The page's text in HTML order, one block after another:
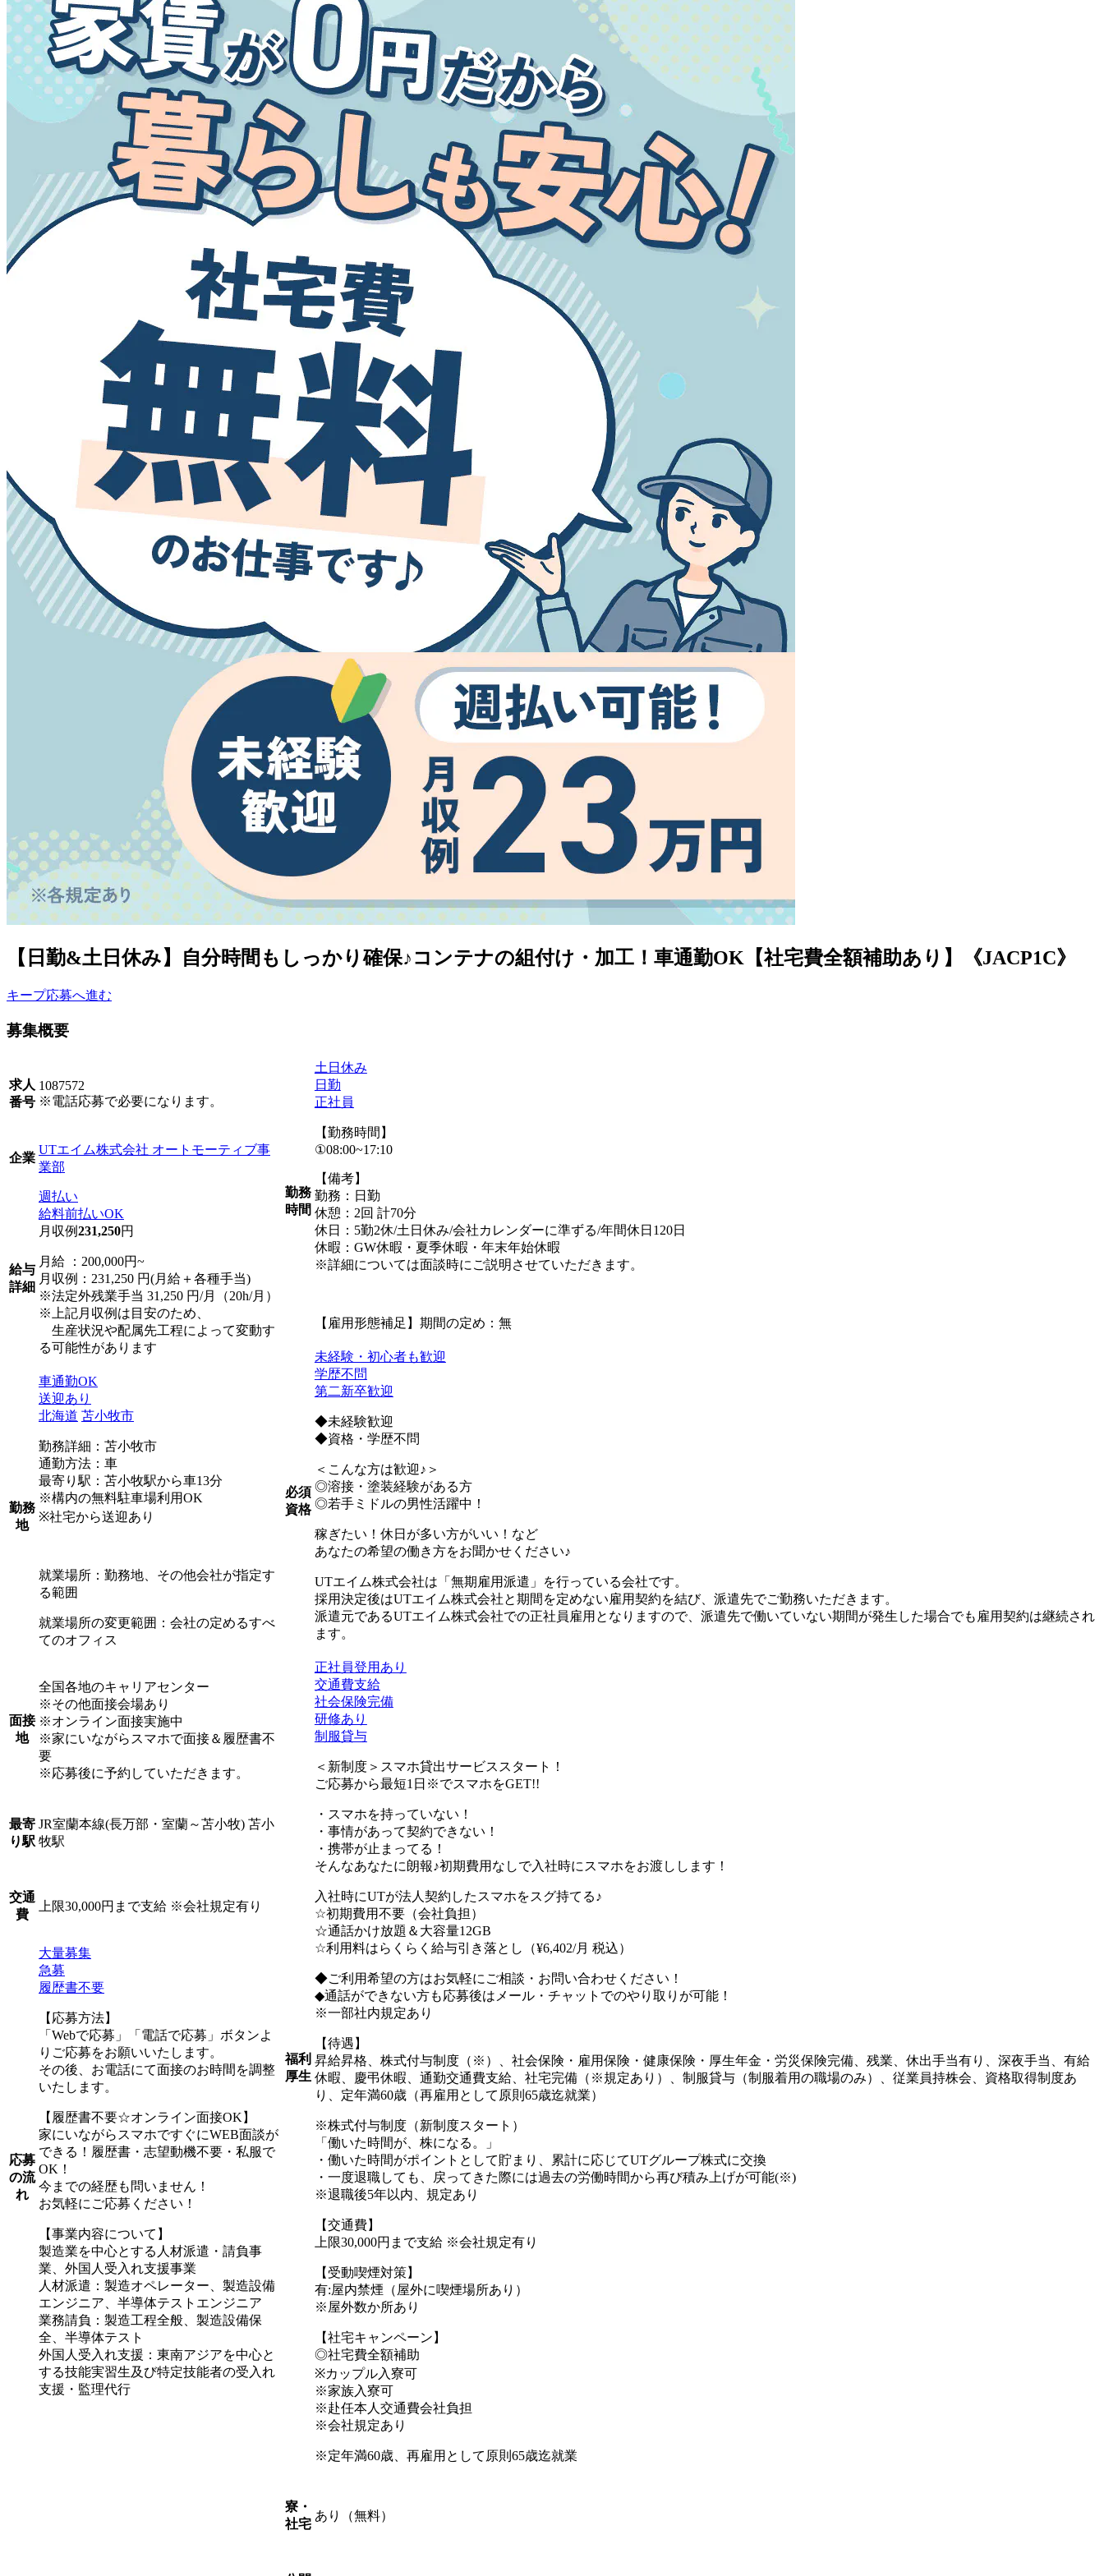
【日勤&土日休み】自分時間もしっかり確保♪コンテナの組付け・加工！車通勤OK【社宅費全額補助あり】《JACP1C》
キープ応募へ進む
募集概要
求人
番号
1087572
※電話応募で必要になります。
企業
UTエイム株式会社 オートモーティブ事
業部
給与
詳細
週払い
給料前払いOK
月収例231,250円
月給 ：200,000円~
月収例：231,250 円(月給＋各種手当)
※法定外残業手当 31,250 円/月（20h/月）
※上記月収例は目安のため、
生産状況や配属先工程によって変動す
る可能性があります
勤務
地
車通勤OK
送迎あり
北海道 苫小牧市
勤務詳細：苫小牧市
通勤方法：車
最寄り駅：苫小牧駅から車13分
※構内の無料駐車場利用OK
※社宅から送迎あり
就業場所：勤務地、その他会社が指定す
る範囲
就業場所の変更範囲：会社の定めるすべ
てのオフィス
面接
地
全国各地のキャリアセンター
※その他面接会場あり
※オンライン面接実施中
※家にいながらスマホで面接＆履歴書不
要
※応募後に予約していただきます。
最寄
り駅
JR室蘭本線(長万部・室蘭～苫小牧) 苫小
牧駅
交通
費
上限30,000円まで支給 ※会社規定有り
応募
の流
れ
大量募集
急募
履歴書不要
【応募方法】
「Webで応募」「電話で応募」ボタンよ
りご応募をお願いいたします。
その後、お電話にて面接のお時間を調整
いたします。
【履歴書不要☆オンライン面接OK】
家にいながらスマホですぐにWEB面談が
できる！履歴書・志望動機不要・私服で
OK！
今までの経歴も問いません！
お気軽にご応募ください！
【事業内容について】
製造業を中心とする人材派遣・請負事
業、外国人受入れ支援事業
人材派遣：製造オペレーター、製造設備
エンジニア、半導体テストエンジニア
業務請負：製造工程全般、製造設備保
全、半導体テスト
外国人受入れ支援：東南アジアを中心と
する技能実習生及び特定技能者の受入れ
支援・監理代行
勤務
時間
土日休み
日勤
正社員
【勤務時間】
①08:00~17:10
【備考】
勤務：日勤
休憩：2回 計70分
休日：5勤2休/土日休み/会社カレンダーに準ずる/年間休日120日
休暇：GW休暇・夏季休暇・年末年始休暇
※詳細については面談時にご説明させていただきます。
【雇用形態補足】期間の定め：無
必須
資格
未経験・初心者も歓迎
学歴不問
第二新卒歓迎
◆未経験歓迎
◆資格・学歴不問
＜こんな方は歓迎♪＞
◎溶接・塗装経験がある方
◎若手ミドルの男性活躍中！
稼ぎたい！休日が多い方がいい！など
あなたの希望の働き方をお聞かせください♪
UTエイム株式会社は「無期雇用派遣」を行っている会社です。
採用決定後はUTエイム株式会社と期間を定めない雇用契約を結び、派遣先でご勤務いただきます。
派遣元であるUTエイム株式会社での正社員雇用となりますので、派遣先で働いていない期間が発生した場合でも雇用契約は継続され
ます。
福利
厚生
正社員登用あり
交通費支給
社会保険完備
研修あり
制服貸与
＜新制度＞スマホ貸出サービススタート！
ご応募から最短1日※でスマホをGET!!
・スマホを持っていない！
・事情があって契約できない！
・携帯が止まってる！
そんなあなたに朗報♪初期費用なしで入社時にスマホをお渡しします！
入社時にUTが法人契約したスマホをスグ持てる♪
☆初期費用不要（会社負担）
☆通話かけ放題＆大容量12GB
☆利用料はらくらく給与引き落とし（¥6,402/月 税込）
◆ご利用希望の方はお気軽にご相談・お問い合わせください！
◆通話ができない方も応募後はメール・チャットでのやり取りが可能！
※一部社内規定あり
【待遇】
昇給昇格、株式付与制度（※）、社会保険・雇用保険・健康保険・厚生年金・労災保険完備、残業、休出手当有り、深夜手当、有給
休暇、慶弔休暇、通勤交通費支給、社宅完備（※規定あり）、制服貸与（制服着用の職場のみ）、従業員持株会、資格取得制度あ
り、定年満60歳（再雇用として原則65歳迄就業）
※株式付与制度（新制度スタート）
「働いた時間が、株になる。」
・働いた時間がポイントとして貯まり、累計に応じてUTグループ株式に交換
・一度退職しても、戻ってきた際には過去の労働時間から再び積み上げが可能(※)
※退職後5年以内、規定あり
【交通費】
上限30,000円まで支給 ※会社規定有り
【受動喫煙対策】
有:屋内禁煙（屋外に喫煙場所あり）
※屋外数か所あり
【社宅キャンペーン】
◎社宅費全額補助
※カップル入寮可
※家族入寮可
※赴任本人交通費会社負担
※会社規定あり
※定年満60歳、再雇用として原則65歳迄就業
寮・
社宅
あり（無料）